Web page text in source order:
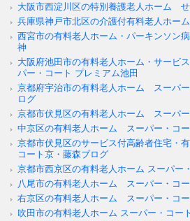
大阪市西淀川区の特別養護老人ホーム
兵庫県神戸市北区の介護付有料老人ホー
西宮市の有料老人ホーム・パーキンソン
神
大阪府池田市の有料老人ホーム・サービ
パー・コート プレミアム池田
京都府宇治市の有料老人ホーム スーパ
ログ
京都市伏見区の有料老人ホーム スーパ
中京区の有料老人ホーム スーパー・コ
京都市伏見区のサービス付高齢者住宅・
コート京・藤森ブログ
京都市西京区の有料老人ホーム スーパー
八尾市の有料老人ホーム スーパー・コ
右京区の有料老人ホーム スーパー・コ
吹田市の有料老人ホーム スーパー・コー